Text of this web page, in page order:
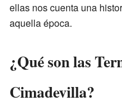
ellas nos cuenta una
aquella época.
¿Qué son las
Cimadevilla?